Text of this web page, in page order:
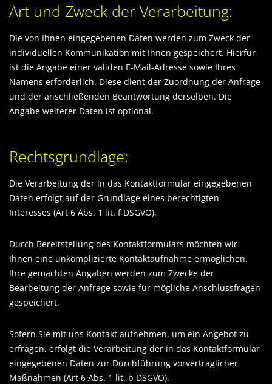
Art und Zweck der Verarbeitung:
Die von Ihnen eingegebenen Daten werden zum Zweck der
individuellen Kommunikation mit Ihnen gespeichert. Hierfür
ist die Angabe einer validen E-Mail-Adresse sowie Ihres
Namens erforderlich. Diese dient der Zuordnung der Anfrage
und der anschließenden Beantwortung derselben. Die
Angabe weiterer Daten ist optional.
Rechtsgrundlage:
Die Verarbeitung der in das Kontaktformular eingegebenen
Daten erfolgt auf der Grundlage eines berechtigten
Interesses (Art 6 Abs. 1 lit. f DSGVO).
Durch Bereitstellung des Kontaktformulars möchten wir
Ihnen eine unkomplizierte Kontaktaufnahme ermöglichen.
Ihre gemachten Angaben werden zum Zwecke der
Bearbeitung der Anfrage sowie für mögliche Anschlussfragen
gespeichert.
Sofern Sie mit uns Kontakt aufnehmen, um ein Angebot zu
erfragen, erfolgt die Verarbeitung der in das Kontaktformular
eingegebenen Daten zur Durchführung vorvertraglicher
Maßnahmen (Art 6 Abs. 1 lit. b DSGVO).